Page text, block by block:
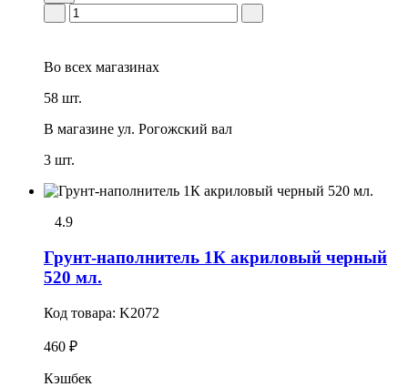
Во всех магазинах
58 шт.
В магазине ул. Рогожский вал
3 шт.
4.9
Грунт-наполнитель 1К акриловый черный
520 мл.
Код товара: K2072
460 ₽
Кэшбек